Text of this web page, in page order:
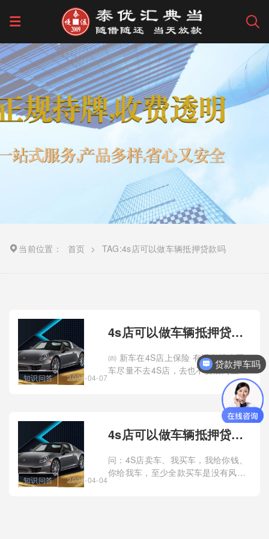
当前位置： 首页 > TAG:4s店可以做车辆抵押贷款吗
4s店可以做车辆抵押贷款吗(4s店能做车辆抵押贷款)？
㈣ 新车在4S店上保险 有返点钱么买
车尽量不去4S店，去也不要店内上保
险，提前问，事实是，真不用在店内
买保险，但为了骗人，就说必须店里
买，所以要买前问，店内买，很贵
知识问答 2025-04-07
4s店可以做车辆抵押贷款吗(汽车抵押4s店去办理可以吗)？
问：4S店卖车、我买车，我给你钱、
你给我车，至少全款买车是没有风险
知识问答 2025-04-04
贷款押车吗